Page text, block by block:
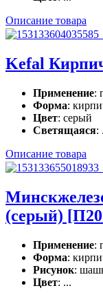
Описание товара
Kefal
Применение:
Форма:
Цвет: серый
Светящаяся:
Описание товара
(серый)
Применение:
Форма:
Рисунок:
Цвет: ...